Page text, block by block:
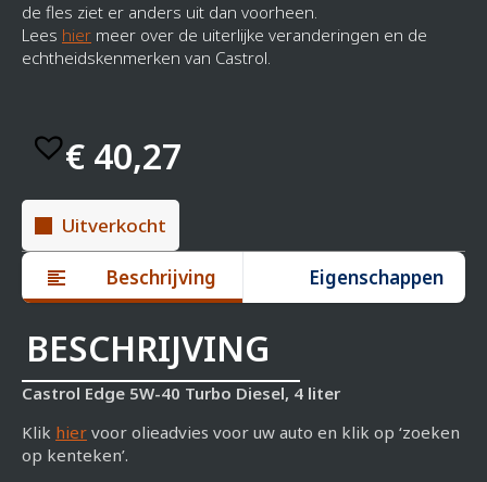
de fles ziet er anders uit dan voorheen.
Lees hier meer over de uiterlijke veranderingen en de
echtheidskenmerken van Castrol.
€ 40,27
Uitverkocht
Beschrijving Eigenschappen
BESCHRIJVING
Castrol Edge 5W-40 Turbo Diesel, 4 liter
Klik hier voor olieadvies voor uw auto en klik op ‘zoeken
op kenteken’.